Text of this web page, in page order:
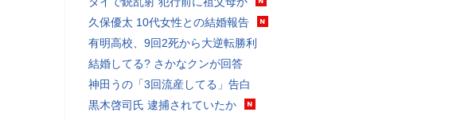
久保優太 10代女性との結婚報告
有明高校、9回2死から大逆転勝利
結婚してる? さかなクンが回答
神田うの「3回流産してる」告白
黒木啓司氏 逮捕されていたか